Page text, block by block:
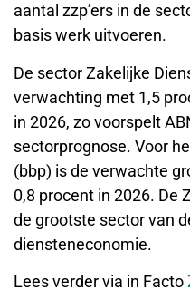
aantal zzp’ers in de
basis werk uitvoeren.
De sector Zakelijke
verwachting met 1,5
in 2026, zo voorspelt
sectorprognose. Voor
(bbp) is de verwachte
0,8 procent in 2026. De
de grootste sector van
diensteneconomie.
Lees verder via in Facto